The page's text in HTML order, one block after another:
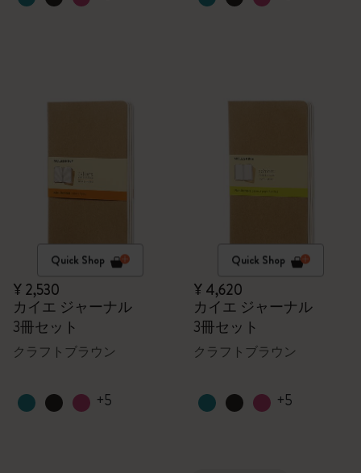
Quick Shop
¥ 2,530
カイエ ジャーナル
3冊セット
クラフトブラウン
+5
Quick Shop
¥ 4,620
カイエ ジャーナル
3冊セット
クラフトブラウン
+5